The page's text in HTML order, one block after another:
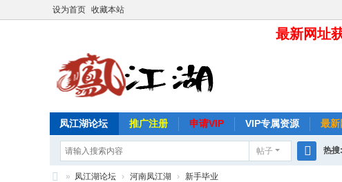
设为首页 收藏本站
最新网址
凤江湖论坛 推广注册 申请VIP VIP专属资源 最新
帖子 热搜:
» 凤江湖论坛 › 河南凤江湖 › 新手毕业